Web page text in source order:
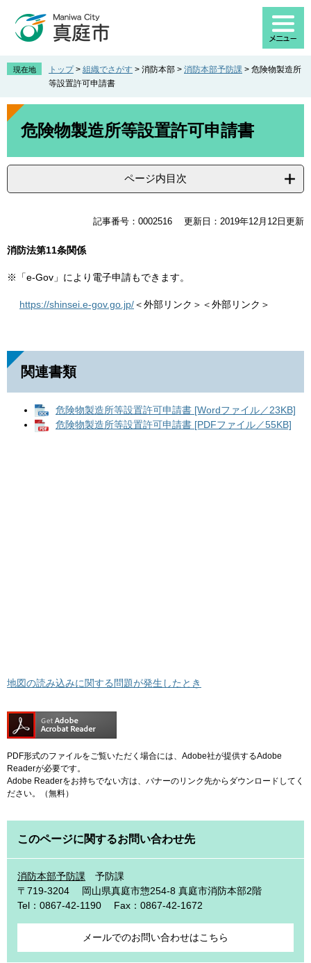
先
。
を
て
へ
現在地 トップ > 組織でさがす > 消防本部 > 消防本部予防課 > 危険物製造所
等設置許可申請書
本
危険物製造所等設置許可申請書
ページ内目次
記事番号：0002516 更新日：2019年12月12日更新
消防法第11条関係
※「e-Gov」により電子申請もできます。
https://shinsei.e-gov.go.jp/＜外部リンク＞ ＜外部リンク＞
関連書類
危険物製造所等設置許可申請書 [Wordファイル／23KB]
危険物製造所等設置許可申請書 [PDFファイル／55KB]
地図の読み込みに関する問題が発生したとき
PDF形式のファイルをご覧いただく場合には、Adobe社が提供するAdobe
Readerが必要です。
Adobe Readerをお持ちでない方は、バナーのリンク先からダウンロードしてく
ださい。（無料）
このページに関するお問い合わせ先
消防本部予防課
予防課
〒719-3204
岡山県真庭市惣254-8 真庭市消防本部2階
Tel：0867-42-1190
Fax：0867-42-1672
メールでのお問い合わせはこちら